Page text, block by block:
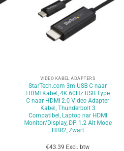
VIDEO KABEL ADAPTERS
StarTech.com 3m USB C naar
HDMI Kabel, 4K 60Hz USB Type
C naar HDMI 2.0 Video Adapter
Kabel, Thunderbolt 3
Compatibel, Laptop nar HDMI
Monitor/Display, DP 1.2 Alt Mode
HBR2, Zwart
€43.39 Excl. btw